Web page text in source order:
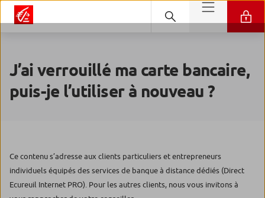
J’ai verrouillé ma carte bancaire,
puis-je l’utiliser à nouveau ?
Ce contenu s’adresse aux clients particuliers et entrepreneurs
individuels équipés des services de banque à distance dédiés (Direct
Ecureuil Internet PRO). Pour les autres clients, nous vous invitons à